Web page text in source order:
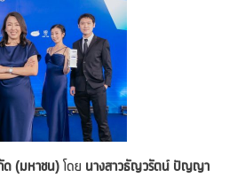
ด (มหาชน) โดย นางสาวธัญวรัตน์ ปัญญา